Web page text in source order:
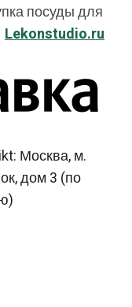
посуды для
Lekonstudio.ru
Москва, м.
дом 3 (по